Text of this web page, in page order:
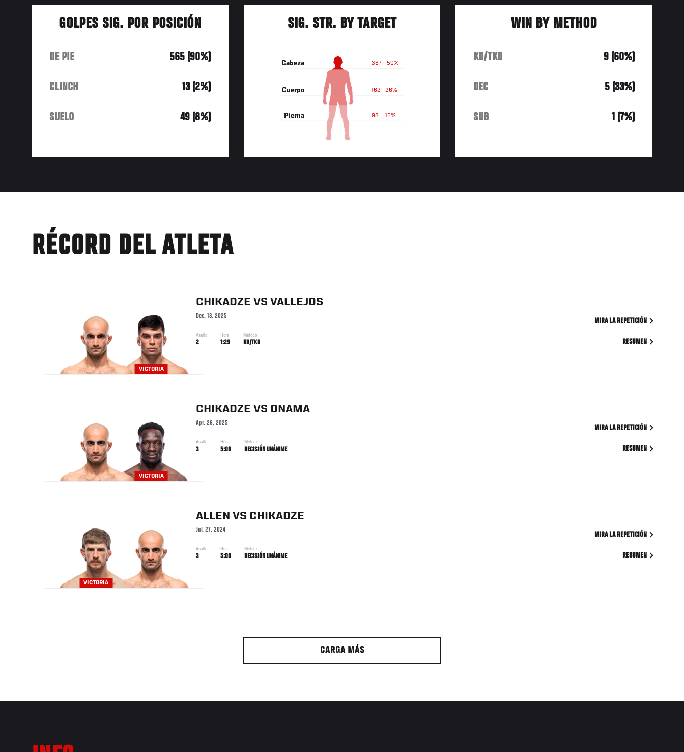
GOLPES SIG. POR POSICIÓN
DE PIE 565 (90%)
CLINCH 13 (2%)
SUELO 49 (8%)
SIG. STR. BY TARGET
59%
367
Cabeza
26%
162
Cuerpo
16%
98
Pierna
WIN BY METHOD
KO/TKO 9 (60%)
DEC 5 (33%)
SUB 1 (7%)
RÉCORD DEL ATLETA
VICTORIA
CHIKADZE VS VALLEJOS
Dec. 13, 2025
Asalto
2
Hora
1:29
Método
KO/TKO
MIRA LA REPETICIÓN
RESUMEN
VICTORIA
CHIKADZE VS ONAMA
Apr. 26, 2025
Asalto
3
Hora
5:00
Método
DECISIÓN UNÁNIME
MIRA LA REPETICIÓN
RESUMEN
VICTORIA
ALLEN VS CHIKADZE
Jul. 27, 2024
Asalto
3
Hora
5:00
Método
DECISIÓN UNÁNIME
MIRA LA REPETICIÓN
RESUMEN
CARGA MÁS